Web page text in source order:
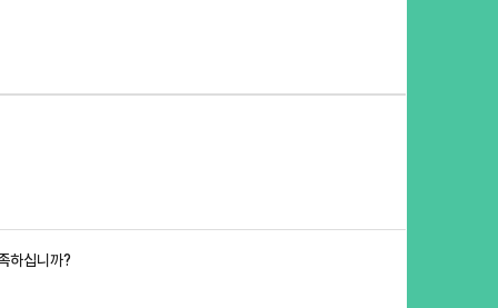
하십니까?